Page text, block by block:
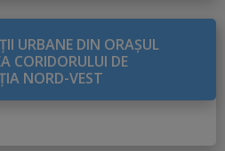
URBANE DIN ORAŞUL
CORIDORULUI DE
NORD-VEST